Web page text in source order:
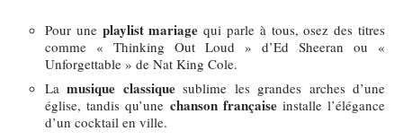
Pour une playlist mariage qui parle à tous, osez des titres
comme « Thinking Out Loud » d’Ed Sheeran ou «
Unforgettable » de Nat King Cole.
Lamusique classiquesublime les grandes arches d’une
église, tandis qu’une chanson françaiseinstalle l’élégance
d’un cocktail en ville.